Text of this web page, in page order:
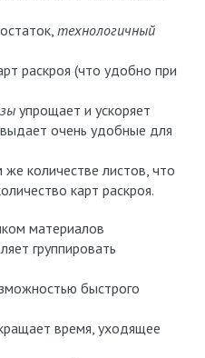
технологичный
раскроя (что удобно при
упрощает и ускоряет
очень удобные для
количестве листов, что
карт раскроя.
материалов
группировать
быстрого
время, уходящее